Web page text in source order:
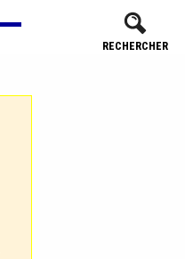
RECHERCHER